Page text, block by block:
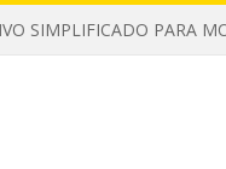
SIMPLIFICADO PARA